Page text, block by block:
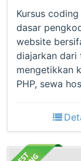
Kursus
dasar
website
diajarkan dari
mengetikkan
PHP, sewa